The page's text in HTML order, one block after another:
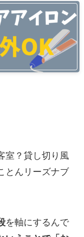
室？貸し切り風
とんリーズナブ
を軸にするんで